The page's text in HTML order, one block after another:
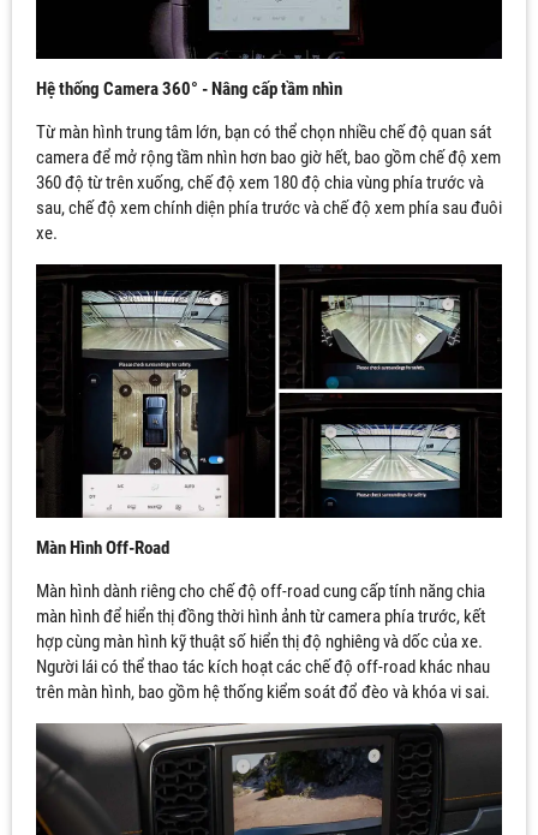
Hệ thống Camera 360° - Nâng cấp tầm nhìn
Từ màn hình trung tâm lớn, bạn có thể chọn nhiều chế độ quan sát
camera để mở rộng tầm nhìn hơn bao giờ hết, bao gồm chế độ xem
360 độ từ trên xuống, chế độ xem 180 độ chia vùng phía trước và
sau, chế độ xem chính diện phía trước và chế độ xem phía sau đuôi
xe.
Màn Hình Off-Road
Màn hình dành riêng cho chế độ off-road cung cấp tính năng chia
màn hình để hiển thị đồng thời hình ảnh từ camera phía trước, kết
hợp cùng màn hình kỹ thuật số hiển thị độ nghiêng và dốc của xe.
Người lái có thể thao tác kích hoạt các chế độ off-road khác nhau
trên màn hình, bao gồm hệ thống kiểm soát đổ đèo và khóa vi sai.